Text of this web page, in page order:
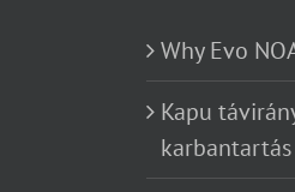
Why Evo
Kapu
karbantartás